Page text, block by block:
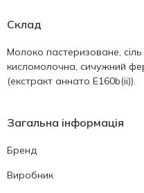
Склад
Молоко пастеризоване,
кисломолочна, сичужний
(екстракт аннато Е160b(ii)).
Загальна інформація
Бренд
Виробник